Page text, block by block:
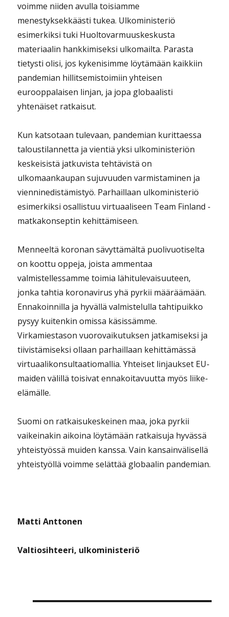
voimme niiden avulla toisiamme
menestyksekkäästi tukea. Ulkoministeriö
esimerkiksi tuki Huoltovarmuuskeskusta
materiaalin hankkimiseksi ulkomailta. Parasta
tietysti olisi, jos kykenisimme löytämään kaikkiin
pandemian hillitsemistoimiin yhteisen
eurooppalaisen linjan, ja jopa globaalisti
yhtenäiset ratkaisut.
Kun katsotaan tulevaan, pandemian kurittaessa
taloustilannetta ja vientiä yksi ulkoministeriön
keskeisistä jatkuvista tehtävistä on
ulkomaankaupan sujuvuuden varmistaminen ja
vienninedistämistyö. Parhaillaan ulkoministeriö
esimerkiksi osallistuu virtuaaliseen Team Finland -
matkakonseptin kehittämiseen.
Menneeltä koronan sävyttämältä puolivuotiselta
on koottu oppeja, joista ammentaa
valmistellessamme toimia lähitulevaisuuteen,
jonka tahtia koronavirus yhä pyrkii määräämään.
Ennakoinnilla ja hyvällä valmistelulla tahtipuikko
pysyy kuitenkin omissa käsissämme.
Virkamiestason vuorovaikutuksen jatkamiseksi ja
tiivistämiseksi ollaan parhaillaan kehittämässä
virtuaalikonsultaatiomallia. Yhteiset linjaukset EU-
maiden välillä toisivat ennakoitavuutta myös liike-
elämälle.
Suomi on ratkaisukeskeinen maa, joka pyrkii
vaikeinakin aikoina löytämään ratkaisuja hyvässä
yhteistyössä muiden kanssa. Vain kansainvälisellä
yhteistyöllä voimme selättää globaalin pandemian.
Matti Anttonen
Valtiosihteeri, ulkoministeriö